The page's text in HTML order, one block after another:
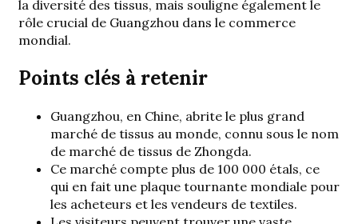
la diversité des tissus, mais souligne également le
rôle crucial de Guangzhou dans le commerce
mondial.
Points clés à retenir
Guangzhou, en Chine, abrite le plus grand
marché de tissus au monde, connu sous le nom
de marché de tissus de Zhongda.
Ce marché compte plus de 100 000 étals, ce
qui en fait une plaque tournante mondiale pour
les acheteurs et les vendeurs de textiles.